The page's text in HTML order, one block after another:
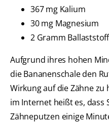
367 mg Kalium
30 mg Magnesium
2 Gramm
Aufgrund ihres hohen
die Bananenschale den
Wirkung auf die Zähne zu
im Internet heißt es, dass
Zähneputzen einige